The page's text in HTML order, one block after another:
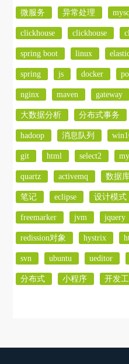
微服务 异常处理
clickhouse clickhouse
spring boot linux
spring js docker
nginx maven gateway
大数据分析 分布式事务
hadoop 消息队列
git html select2
quartz activemq 数据
笔记 eclipse 设计模式
freemarker jvm jquery
redission对象 hystrix
svn ubuntu ueditor
分布式 小程序 开发